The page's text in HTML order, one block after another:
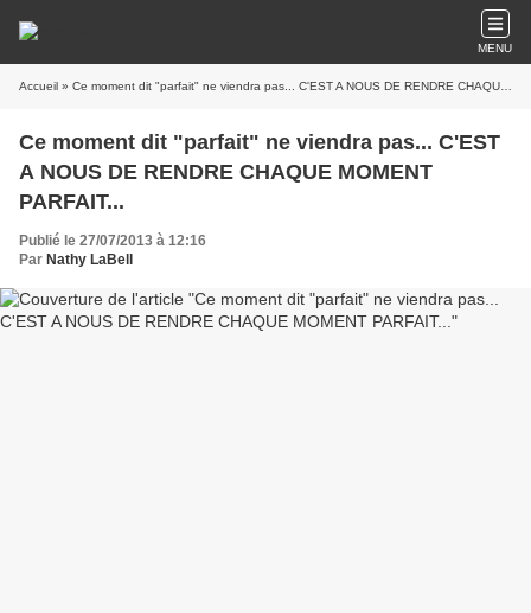
MENU
Accueil » Ce moment dit "parfait" ne viendra pas... C'EST A NOUS DE RENDRE CHAQUE MOMENT PARFAIT...
Ce moment dit "parfait" ne viendra pas... C'EST
A NOUS DE RENDRE CHAQUE MOMENT
PARFAIT...
Publié le 27/07/2013 à 12:16
Par Nathy LaBell